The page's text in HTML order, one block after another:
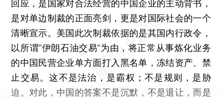
回应，是国家对合法经营的中国企业的主动背书，
是对单边制裁的正面亮剑，更是对国际社会的一个
清晰宣示。美国此次制裁依据的是其国内行政令，
以所谓“伊朗石油交易”为由，将正常从事炼化业务
的中国民营企业单方面打入黑名单，冻结资产、禁
止交易。这不是法治，是霸权；不是规则，是胁
迫。对此，中国的答案不是沉默，不是退让，而是